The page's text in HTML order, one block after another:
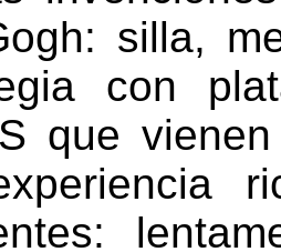
silla,
con
que